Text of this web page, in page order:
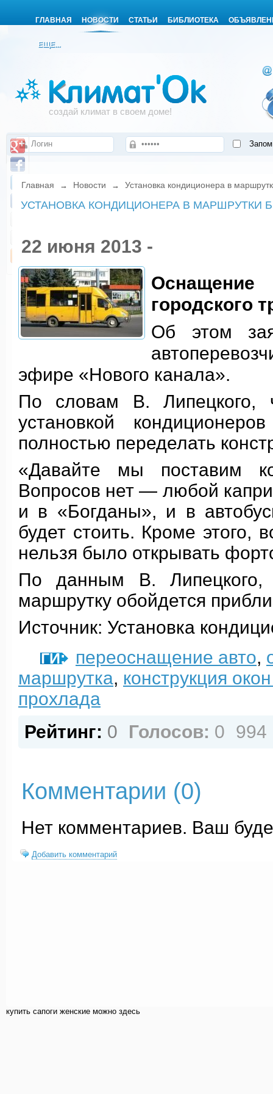
ГЛАВНАЯ НОВОСТИ СТАТЬИ БИБЛИОТЕКА
ЕЩЕ...
создай климат в своем доме!
Главная → Новости → Установка кондиционера в
УСТАНОВКА КОНДИЦИОНЕРА В МАРШРУТКИ
22 июня 2013 -
городского
Об этом
эфире «Нового канала».
По словам В. Липецкого,
установкой
полностью переделать
«Давайте мы поставим
Вопросов нет — любой
и в «Богданы», и в
будет стоить. Кроме этого,
нельзя было открывать
По данным В. Липецкого,
маршрутку обойдется
Источник: Установка
ТЕГИ: переоснащение авто,
маршрутка, конструкция
прохлада
Рейтинг: 0 Голосов: 0 994
Комментарии (0)
Нет комментариев. Ваш
Добавить комментарий
купить cапоги женские можно здесь